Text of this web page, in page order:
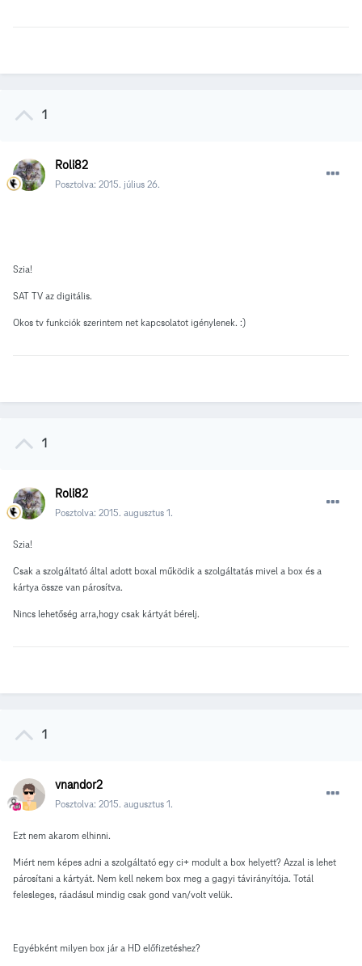
1
Roli82
Posztolva: 2015. július 26.
Szia!
SAT TV az digitális.
Okos tv funkciók szerintem net kapcsolatot igénylenek. :)
1
Roli82
Posztolva: 2015. augusztus 1.
Szia!
Csak a szolgáltató által adott boxal működik a szolgáltatás mivel a box és a
kártya össze van párosítva.
Nincs lehetőség arra,hogy csak kártyát bérelj.
1
vnandor2
Posztolva: 2015. augusztus 1.
Ezt nem akarom elhinni.
Miért nem képes adni a szolgáltató egy ci+ modult a box helyett? Azzal is lehet
párosítani a kártyát. Nem kell nekem box meg a gagyi távirányítója. Totál
felesleges, ráadásul mindig csak gond van/volt velük.
Egyébként milyen box jár a HD előfizetéshez?